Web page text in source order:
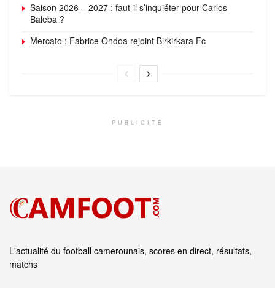
Saison 2026 – 2027 : faut-il s’inquiéter pour Carlos
Baleba ?
Mercato : Fabrice Ondoa rejoint Birkirkara Fc
PUBLICITÉ
L'actualité du football camerounais, scores en direct, résultats,
matchs